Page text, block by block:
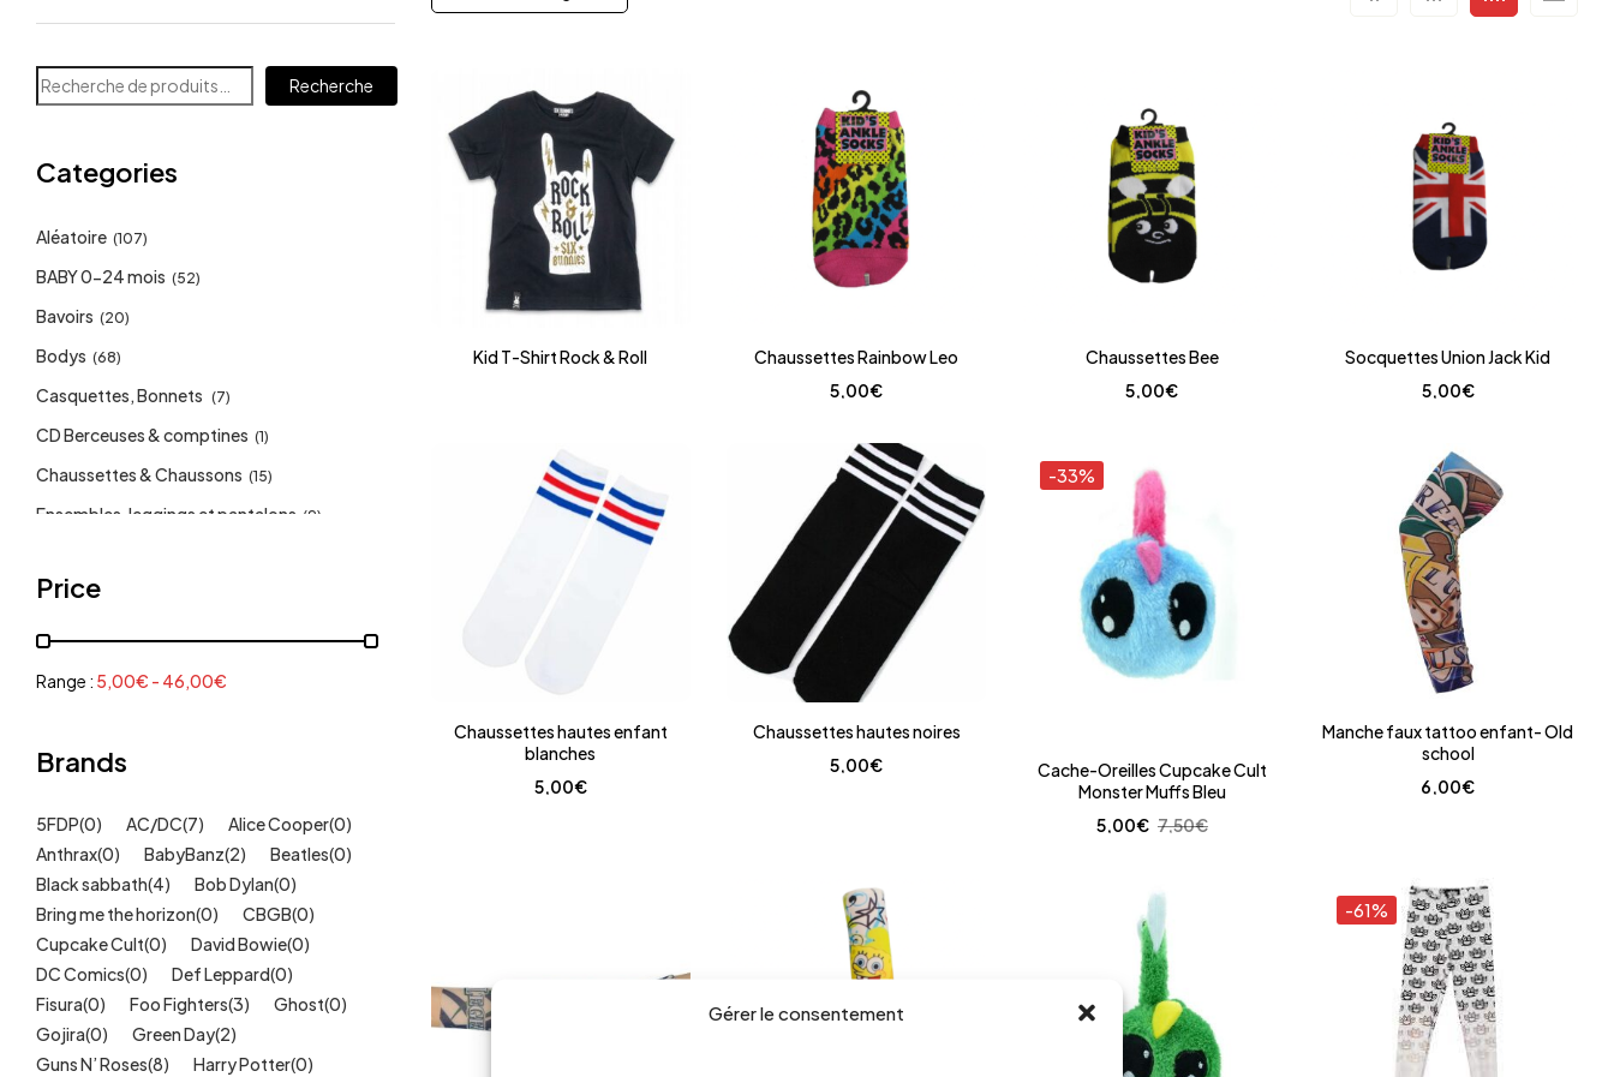
Gérer le consentement
Recherche
Categories
Aléatoire (107)
BABY 0-24 mois (52)
Bavoirs (20)
Bodys (68)
Casquettes, Bonnets (7)
CD Berceuses & comptines (1)
Chaussettes & Chaussons (15)
Ensembles, leggings et pantalons (9)
Mode Fille
Mode Garçon
Sweat, pulls, gilets (6)
Tétines (11)
Kids (209)
Outlet (40)
Univers (422)
Price
Range : 5,00€ - 46,00€
Brands
5FDP(0) AC/DC(7) Alice Cooper(0)
Anthrax(0) BabyBanz(2) Beatles(0)
Black sabbath(4) Bob Dylan(0)
Bring me the horizon(0) CBGB(0)
Cupcake Cult(0) David Bowie(0)
DC Comics(0) Def Leppard(0)
Fisura(0) Foo Fighters(3) Ghost(0)
Gojira(0) Green Day(2)
Guns N’ Roses(8) Harry Potter(0)
Kid T-Shirt Rock & Roll
Chaussettes Rainbow Leo
5,00€
Chaussettes Bee
5,00€
Socquettes Union Jack Kid
5,00€
Chaussettes hautes enfant
blanches
5,00€
Chaussettes hautes noires
5,00€
-33%
Cache-Oreilles Cupcake Cult
Monster Muffs Bleu
7,50€
5,00€
Manche faux tattoo enfant- Old
school
6,00€
-61%